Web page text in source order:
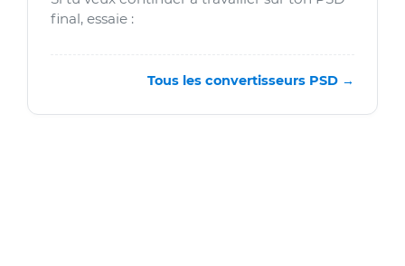
final, essaie :
Tous les convertisseurs PSD →